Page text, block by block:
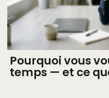
Pourquoi vous
temps — et ce